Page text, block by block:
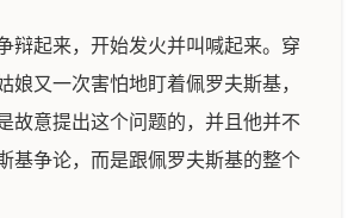
辩起来，开始发火并叫喊起来。穿
娘又一次害怕地盯着佩罗夫斯基，
故意提出这个问题的，并且他并不
基争论，而是跟佩罗夫斯基的整个